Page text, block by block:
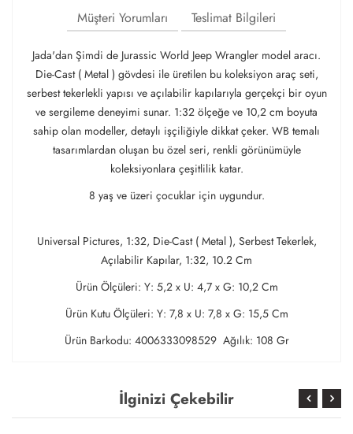
Müşteri Yorumları
Teslimat Bilgileri
Jada'dan Şimdi de Jurassic World Jeep Wrangler model aracı.
Die-Cast ( Metal ) gövdesi ile üretilen bu koleksiyon araç seti,
serbest tekerlekli yapısı ve açılabilir kapılarıyla gerçekçi bir oyun
ve sergileme deneyimi sunar. 1:32 ölçeğe ve 10,2 cm boyuta
sahip olan modeller, detaylı işçiliğiyle dikkat çeker. WB temalı
tasarımlardan oluşan bu özel seri, renkli görünümüyle
koleksiyonlara çeşitlilik katar.
8 yaş ve üzeri çocuklar için uygundur.
Universal Pictures, 1:32, Die-Cast ( Metal ), Serbest Tekerlek,
Açılabilir Kapılar, 1:32, 10.2 Cm
Ürün Ölçüleri: Y: 5,2 x U: 4,7 x G: 10,2 Cm
Ürün Kutu Ölçüleri: Y: 7,8 x U: 7,8 x G: 15,5 Cm
Ürün Barkodu: 4006333098529 Ağılık: 108 Gr
İlginizi Çekebilir